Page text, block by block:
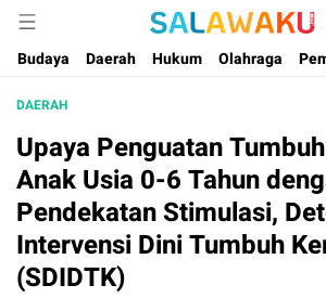
Salawaku Maluku
Salam dan Warta Anak Maluku
Budaya
Daerah Hukum Olahraga
DAERAH
Upaya Penguatan
Anak Usia 0-6 Tahun
Pendekatan Stimulasi,
Intervensi Dini Tumbuh
(SDIDTK)